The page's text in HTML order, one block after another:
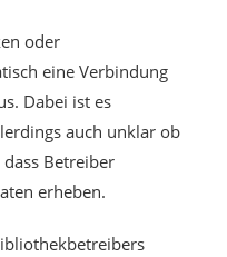
oder
eine Verbindung
Dabei ist es
auch unklar ob
Betreiber
erheben.